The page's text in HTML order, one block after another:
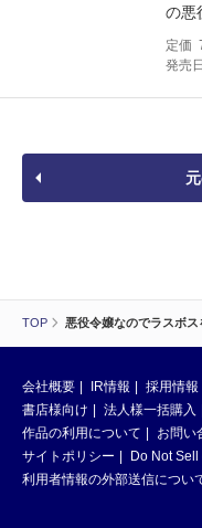
TOP 悪役令嬢なのでラスボ
の悪
定価
発売
会社概要 IR情報 採用情報
書店様向け
法人様一括購入
作品の利用について
お問い
サイトポリシー
Do Not
利用者情報の外部送信につい